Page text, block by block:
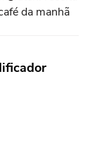
da manhã